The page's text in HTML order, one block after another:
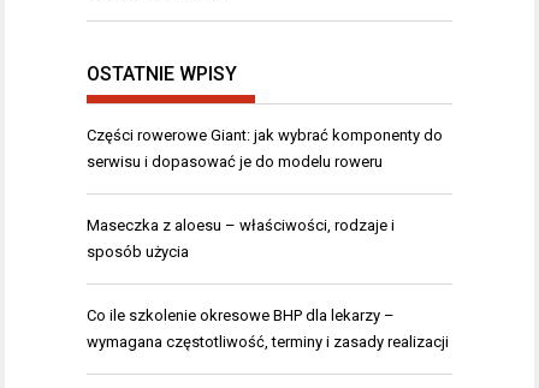
OSTATNIE WPISY
Części rowerowe Giant: jak wybrać komponenty do
serwisu i dopasować je do modelu roweru
Maseczka z aloesu – właściwości, rodzaje i
sposób użycia
Co ile szkolenie okresowe BHP dla lekarzy –
wymagana częstotliwość, terminy i zasady realizacji